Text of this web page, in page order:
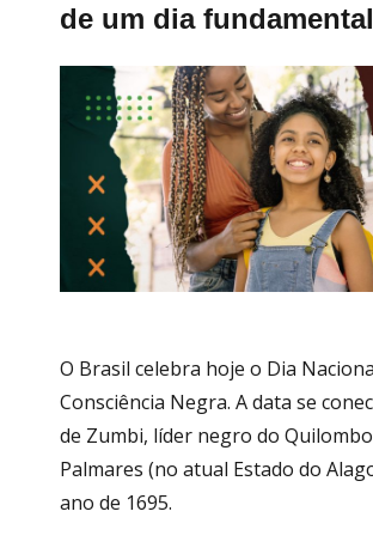
de um dia fundamental
O Brasil celebra hoje o Dia
Consciência Negra. A data se
de Zumbi, líder negro do
Palmares (no atual Estado do
ano de 1695.